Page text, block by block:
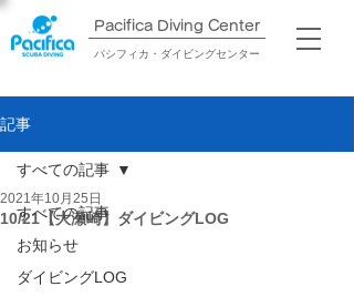
Pacifica Diving Center​
パシフィカ・ダイビングセンター
記事
すべての記事
お知らせ
ダイビングLOG
すべての記事
10/21【大瀬崎】ダイビングLOG
2021年10月25日